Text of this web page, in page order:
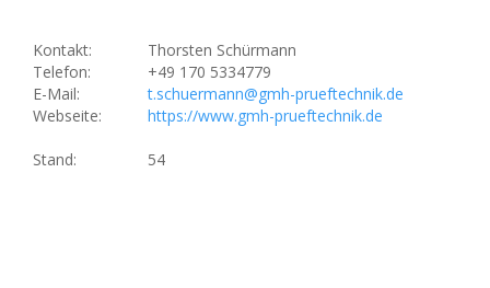
Kontakt:
Thorsten Schürmann
Telefon:
+49 170 5334779
E-Mail:
t.schuermann@gmh-prueftechnik.de
Webseite:
https://www.gmh-prueftechnik.de
Stand: 54